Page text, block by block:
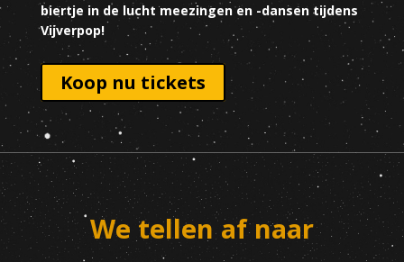
biertje in de lucht meezingen en -dansen tijdens
Vijverpop!
Koop nu tickets
We tellen af naar